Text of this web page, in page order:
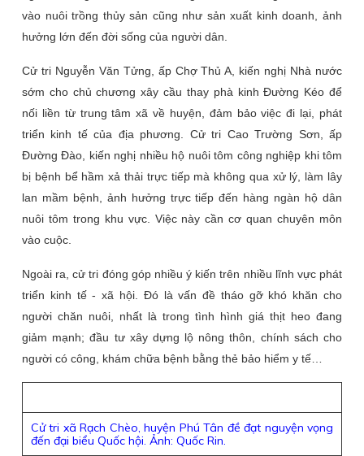
vào nuôi trồng thủy sản cũng như sản xuất kinh doanh, ảnh
hưởng lớn đến đời sống của người dân.
Cử tri Nguyễn Văn Tửng, ấp Chợ Thủ A, kiến nghị Nhà nước
sớm cho chủ chương xây cầu thay phà kinh Đường Kéo để
nối liền từ trung tâm xã về huyện, đảm bảo việc đi lại, phát
triển kinh tế của địa phương. Cử tri Cao Trường Sơn, ấp
Đường Đào, kiến nghị nhiều hộ nuôi tôm công nghiệp khi tôm
bị bệnh bể hầm xả thải trực tiếp mà không qua xử lý, làm lây
lan mầm bệnh, ảnh hưởng trực tiếp đến hàng ngàn hộ dân
nuôi tôm trong khu vực. Việc này cần cơ quan chuyên môn
vào cuộc.
Ngoài ra, cử tri đóng góp nhiều ý kiến trên nhiều lĩnh vực phát
triển kinh tế - xã hội. Đó là vấn đề tháo gỡ khó khăn cho
người chăn nuôi, nhất là trong tình hình giá thịt heo đang
giảm mạnh; đầu tư xây dựng lộ nông thôn, chính sách cho
người có công, khám chữa bệnh bằng thẻ bảo hiểm y tế…
Cử tri xã Rạch Chèo, huyện Phú Tân đề đạt nguyện vọng
đến đại biểu Quốc hội. Ảnh: Quốc Rin.